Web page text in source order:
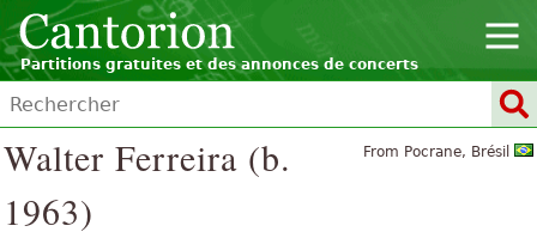
Partitions gratuites et des annonces de concerts
From Pocrane, Brésil
Walter Ferreira (b.
1963)